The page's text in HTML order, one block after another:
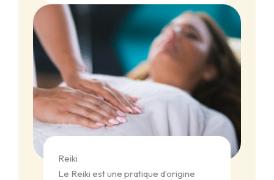
Reiki
Le Reiki est une pratique d’origine